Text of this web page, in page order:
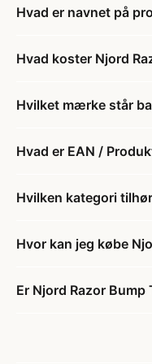
Hvad er navnet på
Hvad koster Njord
Hvilket mærke står
Hvad er EAN /
Hvilken kategori
Hvor kan jeg købe
Er Njord Razor